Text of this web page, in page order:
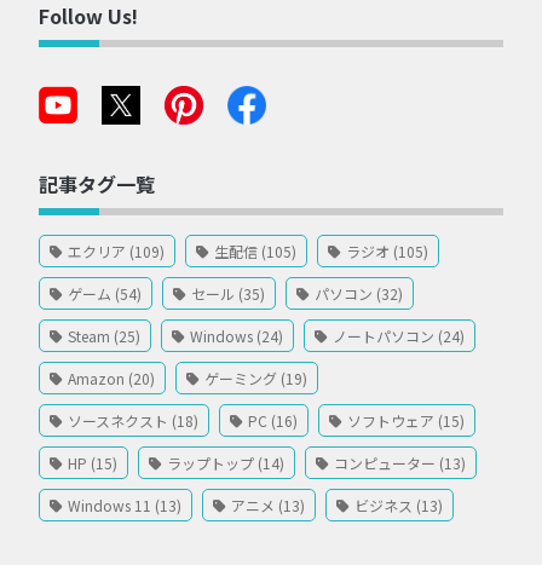
Follow Us!
記事タグ一覧
エクリア (109) 生配信 (105) ラジオ (105)
ゲーム (54) セール (35) パソコン (32)
Steam (25) Windows (24) ノートパソコン (24)
Amazon (20) ゲーミング (19)
ソースネクスト (18) PC (16) ソフトウェア (15)
HP (15) ラップトップ (14) コンピューター (13)
Windows 11 (13) アニメ (13) ビジネス (13)